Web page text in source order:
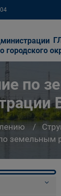
городского
по
земельным